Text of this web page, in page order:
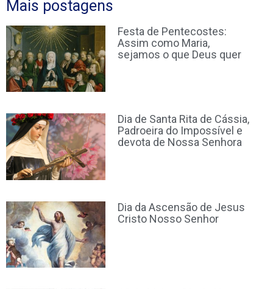
Mais postagens
Festa de Pentecostes:
Assim como Maria,
sejamos o que Deus quer
Dia de Santa Rita de Cássia,
Padroeira do Impossível e
devota de Nossa Senhora
Dia da Ascensão de Jesus
Cristo Nosso Senhor